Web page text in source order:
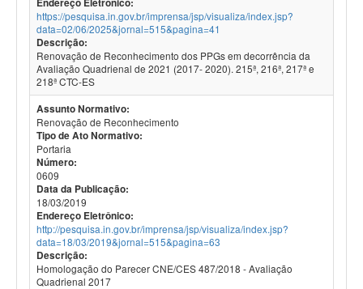
Endereço Eletrônico:
https://pesquisa.in.gov.br/imprensa/jsp/visualiza/index.jsp?
data=02/06/2025&jornal=515&pagina=41
Descrição:
Renovação de Reconhecimento dos PPGs em decorrência da
Avaliação Quadrienal de 2021 (2017- 2020). 215ª, 216ª, 217ª e
218ª CTC-ES
Assunto Normativo:
Renovação de Reconhecimento
Tipo de Ato Normativo:
Portaria
Número:
0609
Data da Publicação:
18/03/2019
Endereço Eletrônico:
http://pesquisa.in.gov.br/imprensa/jsp/visualiza/index.jsp?
data=18/03/2019&jornal=515&pagina=63
Descrição:
Homologação do Parecer CNE/CES 487/2018 - Avaliação
Quadrienal 2017